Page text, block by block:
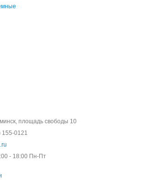
площадь свободы 10
155-0121
- 18:00 Пн-Пт